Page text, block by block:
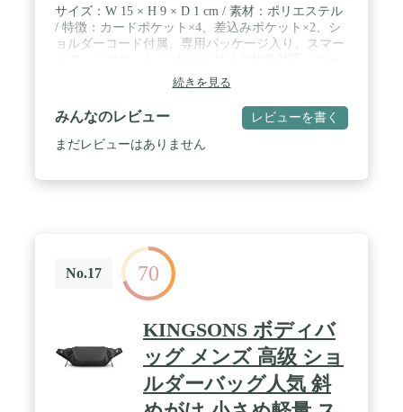
サイズ：W 15 × H 9 × D 1 cm / 素材：ポリエステル
/ 特徴：カードポケット×4、差込みポケット×2、シ
ョルダーコード付属、専用パッケージ入り、スマー
ス未装着に限ります） / 生産国：中国 / 備考：
RakutenHandが丁度収まります。
続きを見る
みんなのレビュー レビューを書く
まだレビューはありません
No.17 70
KINGSONS ボディバ
ッグ メンズ 高级 ショ
ルダーバッグ人気 斜